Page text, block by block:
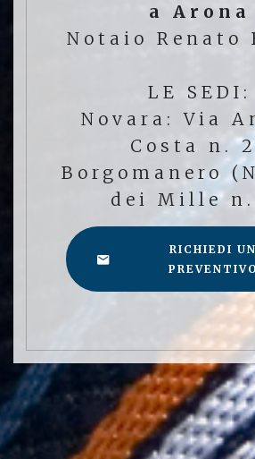
a Arona
Notaio Renato
LE SEDI:
Novara: Via
Costa n.
Borgomanero
dei Mille n.
RICHIEDI UN
PREVENTIVO